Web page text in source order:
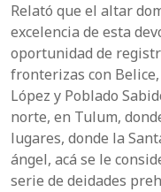
Relató que el altar
excelencia de esta
oportunidad de
fronterizas con
López y Poblado
norte, en Tulum,
lugares, donde la
ángel, acá se le
serie de deidades